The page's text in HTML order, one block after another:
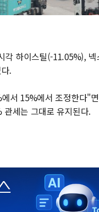
각 하이스틸(-11.05%),
.
서 15%에서 조정한다"
세는 그대로 유지된다.